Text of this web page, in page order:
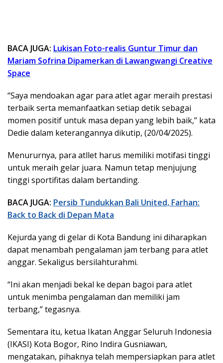
BACA JUGA: Lukisan Foto-realis Guntur Timur dan
Mariam Sofrina Dipamerkan di Lawangwangi Creative
Space
‘’Saya mendoakan agar para atlet agar meraih prestasi
terbaik serta memanfaatkan setiap detik sebagai
momen positif untuk masa depan yang lebih baik,’’ kata
Dedie dalam keterangannya dikutip, (20/04/2025).
Menururnya, para atllet harus memiliki motifasi tinggi
untuk meraih gelar juara. Namun tetap menjujung
tinggi sportifitas dalam bertanding.
BACA JUGA: Persib Tundukkan Bali United, Farhan:
Back to Back di Depan Mata
Kejurda yang di gelar di Kota Bandung ini diharapkan
dapat menambah pengalaman jam terbang para atlet
anggar. Sekaligus bersilahturahmi.
“Ini akan menjadi bekal ke depan bagoi para atlet
untuk menimba pengalaman dan memiliki jam
terbang,” tegasnya.
Sementara itu, ketua Ikatan Anggar Seluruh Indonesia
(IKASI) Kota Bogor, Rino Indira Gusniawan,
mengatakan, pihaknya telah mempersiapkan para atlet